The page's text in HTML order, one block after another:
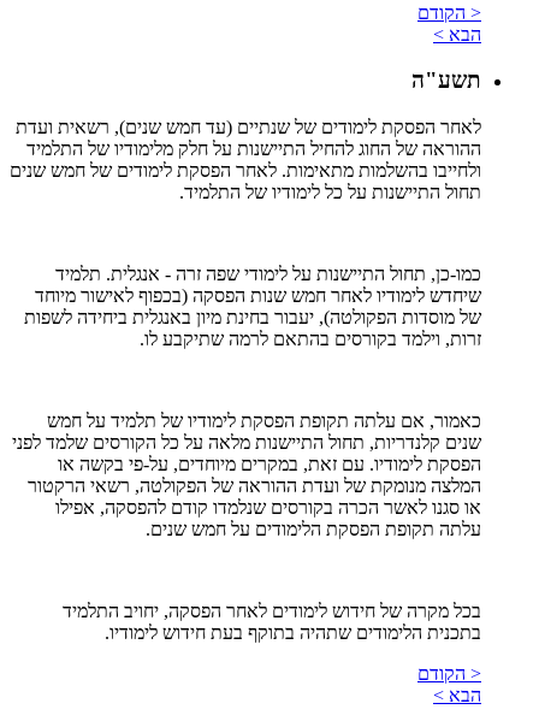
< הקודם
הבא >
תשע"ה
לאחר הפסקת לימודים של שנתיים (עד חמש שנים), רשאית ועדת
ההוראה של החוג להחיל התיישנות על חלק מלימודיו של התלמיד
ולחייבו בהשלמות מתאימות. לאחר הפסקת לימודים של חמש שנים
תחול התיישנות על כל לימודיו של התלמיד.
כמו-כן, תחול התיישנות על לימודי שפה זרה - אנגלית. תלמיד
שיחדש לימודיו לאחר חמש שנות הפסקה (בכפוף לאישור מיוחד
של מוסדות הפקולטה), יעבור בחינת מיון באנגלית ביחידה לשפות
זרות, וילמד בקורסים בהתאם לרמה שתיקבע לו.
כאמור, אם עלתה תקופת הפסקת לימודיו של תלמיד על חמש
שנים קלנדריות, תחול התיישנות מלאה על כל הקורסים שלמד לפני
הפסקת לימודיו. עם זאת, במקרים מיוחדים, על-פי בקשה או
המלצה מנומקת של ועדת ההוראה של הפקולטה, רשאי הרקטור
או סגנו לאשר הכרה בקורסים שנלמדו קודם להפסקה, אפילו
עלתה תקופת הפסקת הלימודים על חמש שנים.
בכל מקרה של חידוש לימודים לאחר הפסקה, יחויב התלמיד
בתכנית הלימודים שתהיה בתוקף בעת חידוש לימודיו.
< הקודם
הבא >